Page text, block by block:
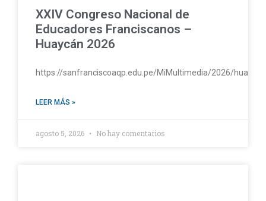
XXIV Congreso Nacional de
Educadores Franciscanos –
Huaycán 2026
https://sanfranciscoaqp.edu.pe/MiMultimedia/2026/
LEER MÁS »
agosto 5, 2026 No hay comentarios